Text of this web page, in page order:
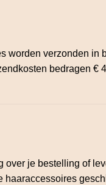
worden verzonden in
bedragen €
over je bestelling of
haaraccessoires